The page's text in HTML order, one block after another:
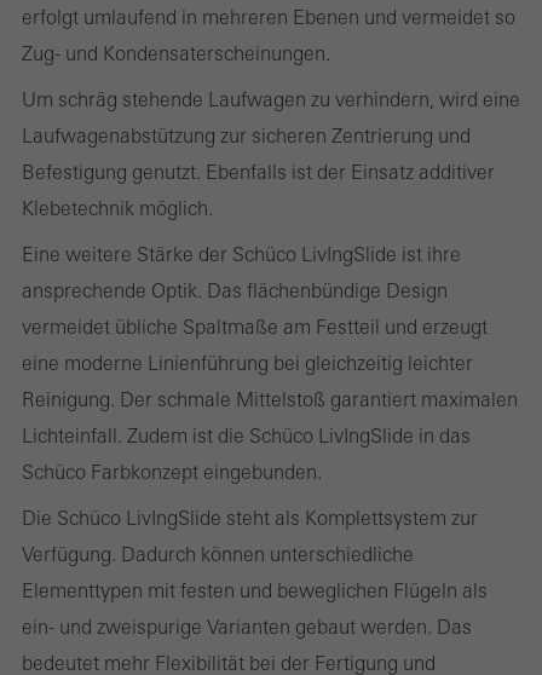
erfolgt umlaufend in mehreren Ebenen und vermeidet so
Zug- und Kondensaterscheinungen.
Um schräg stehende Laufwagen zu verhindern, wird eine
Laufwagenabstützung zur sicheren Zentrierung und
Befestigung genutzt. Ebenfalls ist der Einsatz additiver
Klebetechnik möglich.
Eine weitere Stärke der Schüco LivIngSlide ist ihre
ansprechende Optik. Das flächenbündige Design
vermeidet übliche Spaltmaße am Festteil und erzeugt
eine moderne Linienführung bei gleichzeitig leichter
Reinigung. Der schmale Mittelstoß garantiert maximalen
Lichteinfall. Zudem ist die Schüco LivIngSlide in das
Schüco Farbkonzept eingebunden.
Die Schüco LivIngSlide steht als Komplettsystem zur
Verfügung. Dadurch können unterschiedliche
Elementtypen mit festen und beweglichen Flügeln als
ein- und zweispurige Varianten gebaut werden. Das
bedeutet mehr Flexibilität bei der Fertigung und
Kampagnen, zu optimieren. Diese Cookies werden dazu
verwendet, die Nutzerfreundlichkeit der Webseite und damit das
Marketing Cookies werden von Drittanbietern verwendet, um
personalisierte und ansprechende Werbung für den einzelnen
Nutzer anzuzeigen. Sie tun dies, indem sie Besucher über
Webseiten hinweg verfolgen. Dabei werden auch Dienste von
Drittanbietern eingebunden, die ihren Service eigenverantwortlich
erbringen.
Speichern